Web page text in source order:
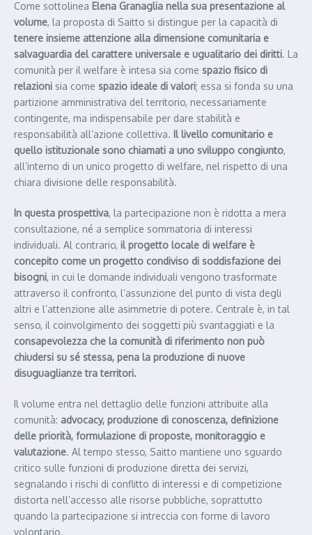
Come sottolinea Elena Granaglia nella sua presentazione al
volume, la proposta di Saitto si distingue per la capacità di
tenere insieme attenzione alla dimensione comunitaria e
salvaguardia del carattere universale e ugualitario dei diritti. La
comunità per il welfare è intesa sia come spazio fisico di
relazioni sia come spazio ideale di valori; essa si fonda su una
partizione amministrativa del territorio, necessariamente
contingente, ma indispensabile per dare stabilità e
responsabilità all’azione collettiva. Il livello comunitario e
quello istituzionale sono chiamati a uno sviluppo congiunto,
all’interno di un unico progetto di welfare, nel rispetto di una
chiara divisione delle responsabilità.
In questa prospettiva, la partecipazione non è ridotta a mera
consultazione, né a semplice sommatoria di interessi
individuali. Al contrario, il progetto locale di welfare è
concepito come un progetto condiviso di soddisfazione dei
bisogni, in cui le domande individuali vengono trasformate
attraverso il confronto, l’assunzione del punto di vista degli
altri e l’attenzione alle asimmetrie di potere. Centrale è, in tal
senso, il coinvolgimento dei soggetti più svantaggiati e la
consapevolezza che la comunità di riferimento non può
chiudersi su sé stessa, pena la produzione di nuove
disuguaglianze tra territori.
Il volume entra nel dettaglio delle funzioni attribuite alla
comunità: advocacy, produzione di conoscenza, definizione
delle priorità, formulazione di proposte, monitoraggio e
valutazione. Al tempo stesso, Saitto mantiene uno sguardo
critico sulle funzioni di produzione diretta dei servizi,
segnalando i rischi di conflitto di interessi e di competizione
distorta nell’accesso alle risorse pubbliche, soprattutto
quando la partecipazione si intreccia con forme di lavoro
volontario.